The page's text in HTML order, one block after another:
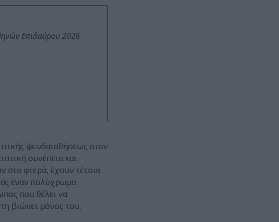
Επιδαύρου 2026
ψευδαισθήσεως στον
συνέπεια και
στα φτερά, έχουν τέτοια
έναν πολύχρωμο
που θέλει να
βιώνει μόνος του;